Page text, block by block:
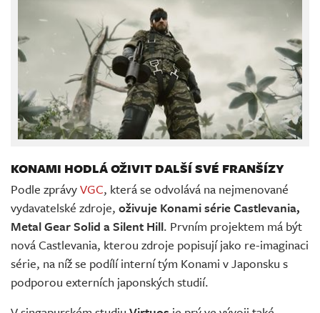
KONAMI HODLÁ OŽIVIT DALŠÍ SVÉ FRANŠÍZY
Podle zprávyVGC, která se odvolává na nejmenované
vydavatelské zdroje, oživuje Konami série Castlevania,
Metal Gear Solid a Silent Hill. Prvním projektem má být
nová Castlevania, kterou zdroje popisují jako re-imaginaci
série, na níž se podílí interní tým Konami v Japonsku s
podporou externích japonských studií.